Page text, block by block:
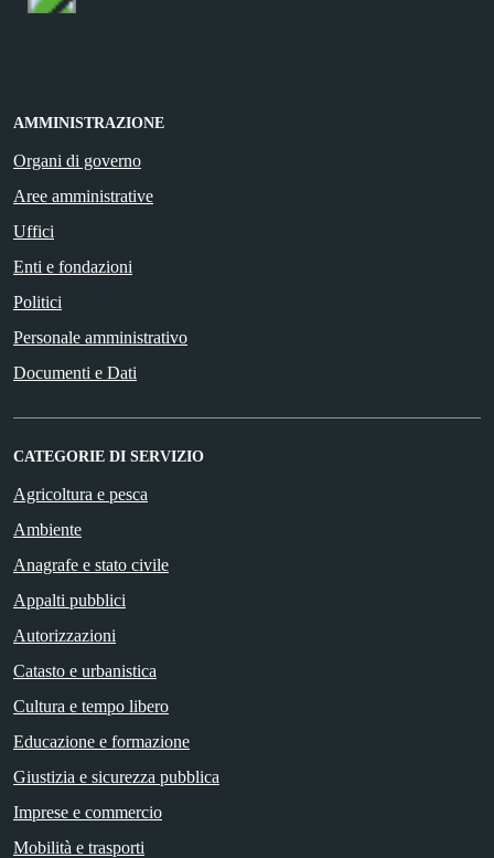
AMMINISTRAZIONE
Organi di governo
Aree amministrative
Uffici
Enti e fondazioni
Politici
Personale amministrativo
Documenti e Dati
CATEGORIE DI SERVIZIO
Agricoltura e pesca
Ambiente
Anagrafe e stato civile
Appalti pubblici
Autorizzazioni
Catasto e urbanistica
Cultura e tempo libero
Educazione e formazione
Giustizia e sicurezza pubblica
Imprese e commercio
Mobilità e trasporti